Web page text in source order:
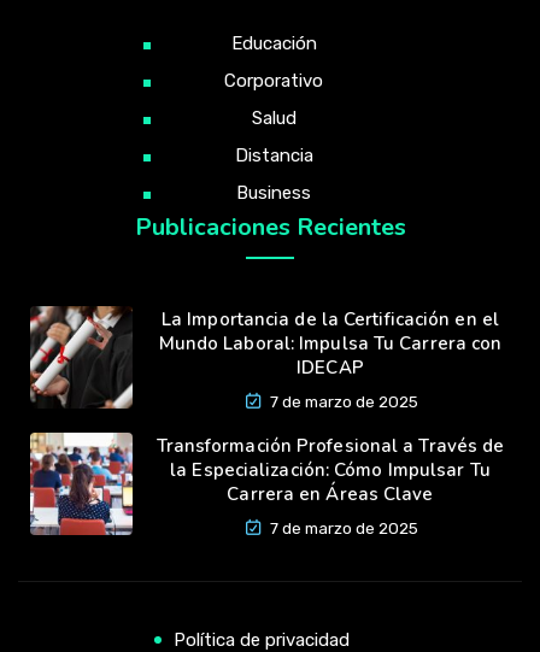
Educación
Corporativo
Salud
Distancia
Business
Publicaciones Recientes
La Importancia de la Certificación en el
Mundo Laboral: Impulsa Tu Carrera con
IDECAP
7 de marzo de 2025
Transformación Profesional a Través de
la Especialización: Cómo Impulsar Tu
Carrera en Áreas Clave
7 de marzo de 2025
Política de privacidad